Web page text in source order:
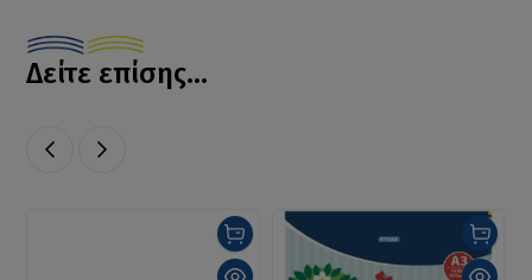
Δείτε επίσης...